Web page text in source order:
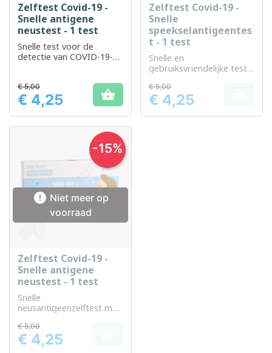
Zelftest Covid-19 -
Snelle antigene
neustest - 1 test
Snelle test voor de
detectie van COVID-19-
Prijs
€ 5,00
€ 4,25 
Zelftest Covid-19 -
Snelle
speekselantigeentes
t - 1 test
Snelle en
gebruiksvriendelijke test
Covid-19-antigenen.
Prijs
€ 5,00
€ 4,25
 Niet meer op
voorraad
Zelftest Covid-19 -
Snelle antigene
neustest - 1 test
Snelle
neusantigeenzelftest met
minuten
Prijs
€ 5,00
€ 4,25
-15%